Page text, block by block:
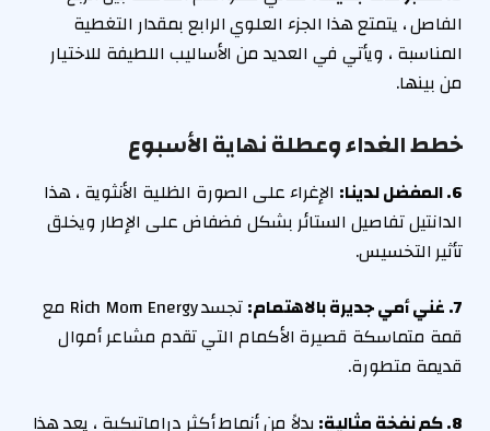
الفاصل ، يتمتع هذا الجزء العلوي الرابع بمقدار التغطية
المناسبة ، ويأتي في العديد من الأساليب اللطيفة للاختيار
من بينها.
خطط الغداء وعطلة نهاية الأسبوع
6. المفضل لدينا:
الإغراء على الصورة الظلية الأنثوية ، هذا
الدانتيل تفاصيل الستائر بشكل فضفاض على الإطار ويخلق
تأثير التخسيس.
7. غني أمي جديرة بالاهتمام:
تجسد Rich Mom Energy مع
قمة متماسكة قصيرة الأكمام التي تقدم مشاعر أموال
قديمة متطورة.
8. كم نفخة مثالية:
بدلاً من أنماط أكثر دراماتيكية ، يعد هذا